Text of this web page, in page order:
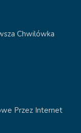
Chwilówka
Przez Internet